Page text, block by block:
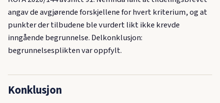
angav de avgjørende forskjellene for hvert kriterium, og at
punkter der tilbudene ble vurdert likt ikke krevde
inngående begrunnelse. Delkonklusjon:
begrunnelsesplikten var oppfylt.
Konklusjon